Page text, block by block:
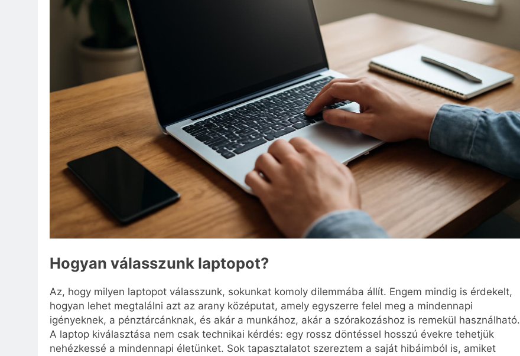
Hogyan válasszunk laptopot?
Az, hogy milyen laptopot válasszunk, sokunkat komoly dilemmába állít. Engem mindig is érdekelt,
hogyan lehet megtalálni azt az arany középutat, amely egyszerre felel meg a mindennapi
igényeknek, a pénztárcánknak, és akár a munkához, akár a szórakozáshoz is remekül használható.
A laptop kiválasztása nem csak technikai kérdés: egy rossz döntéssel hosszú évekre tehetjük
nehézkessé a mindennapi életünket. Sok tapasztalatot szereztem a saját hibáimból is, amiket